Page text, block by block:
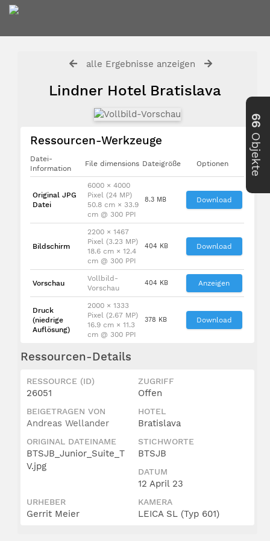
alle Ergebnisse anzeigen
Lindner Hotel Bratislava
Ressourcen-Werkzeuge
Datei-
Information
File dimensions Dateigröße Optionen
Original JPG
Datei
6000 × 4000
Pixel (24 MP)
50.8 cm × 33.9
cm @ 300 PPI
8.3 MB Download
Bildschirm
2200 × 1467
Pixel (3.23 MP)
18.6 cm × 12.4
cm @ 300 PPI
404 KB Download
Vorschau
Vollbild-
Vorschau
404 KB Anzeigen
Druck
(niedrige
Auflösung)
2000 × 1333
Pixel (2.67 MP)
16.9 cm × 11.3
cm @ 300 PPI
378 KB Download
Ressourcen-Details
RESSOURCE (ID)
26051
ZUGRIFF
Offen
BEIGETRAGEN VON
Andreas Wellander
HOTEL
Bratislava
ORIGINAL DATEINAME
BTSJB_Junior_Suite_T
V.jpg
STICHWORTE
BTSJB
DATUM
12 April 23
URHEBER
Gerrit Meier
KAMERA
LEICA SL (Typ 601)
66
Objekte